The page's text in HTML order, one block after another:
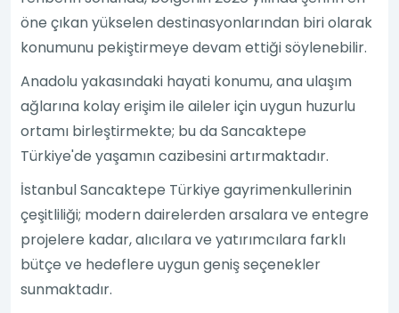
öne çıkan yükselen destinasyonlarından biri olarak
konumunu pekiştirmeye devam ettiği söylenebilir.
Anadolu yakasındaki hayati konumu, ana ulaşım
ağlarına kolay erişim ile aileler için uygun huzurlu
ortamı birleştirmekte; bu da Sancaktepe
Türkiye'de yaşamın cazibesini artırmaktadır.
İstanbul Sancaktepe Türkiye gayrimenkullerinin
çeşitliliği; modern dairelerden arsalara ve entegre
projelere kadar, alıcılara ve yatırımcılara farklı
bütçe ve hedeflere uygun geniş seçenekler
sunmaktadır.